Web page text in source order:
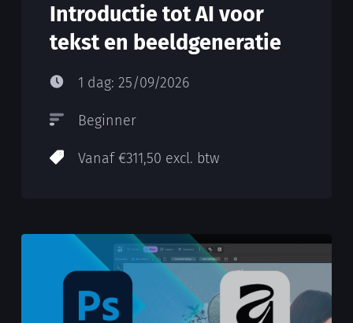
Introductie tot AI voor
tekst en beeldgeneratie
1 dag: 25/09/2026
Beginner
Vanaf €311,50 excl. btw